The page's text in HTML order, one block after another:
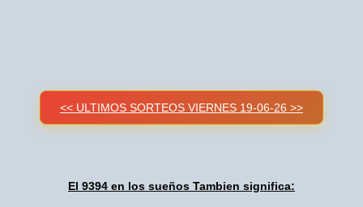
<< ULTIMOS SORTEOS VIERNES 19-06-26 >>
El 9394 en los sueños Tambien significa: